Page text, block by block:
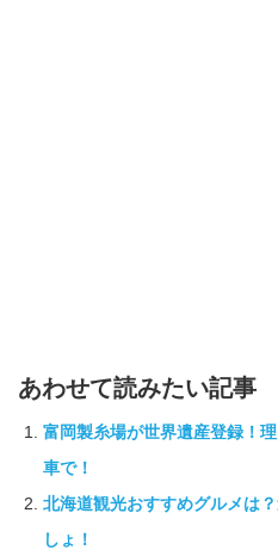
あわせて読みたい記事
富岡製糸場が世界遺産登録！
車で！
北海道観光おすすめグルメは
しょ！